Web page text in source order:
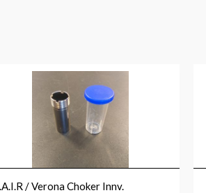
/ Verona Choker Innv.